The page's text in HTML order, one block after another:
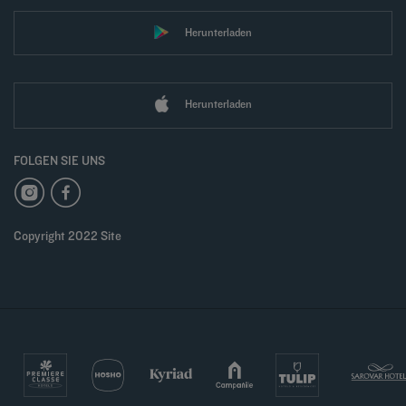
Herunterladen
Herunterladen
FOLGEN SIE UNS
Copyright 2022 Site